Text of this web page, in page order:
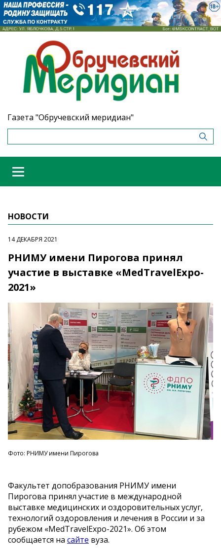
Газета "Обручевский меридиан"
НОВОСТИ
14 ДЕКАБРЯ 2021
РНИМУ имени Пирогова принял
участие в выставке «MedTravelExpo-
2021»
Фото: РНИМУ имени Пирогова
Факультет допобразования РНИМУ имени
Пирогова принял участие в международной
выставке медицинских и оздоровительных услуг,
технологий оздоровления и лечения в России и за
рубежом «MedTravelExpo-2021». Об этом
сообщается на сайте вуза.